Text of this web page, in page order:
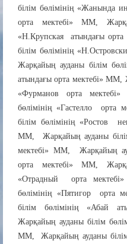
білім бөлімінің «Жанында
орта мектебі» ММ,
«Н.Крупская атындағы
білім бөлімінің
Жарқайың ауданы білім
атындағы орта мектебі» ММ,
«Фурманов орта
бөлімінің «Гастелло
білім бөлімінің «Ростов
ММ, Жарқайың ауданы
мектебі» ММ, Жарқайың
орта мектебі» ММ,
«Отрадный орта
бөлімінің «Пятигор орта
білім бөлімінің «Абай
Жарқайың ауданы білім
ММ, Жарқайың ауданы білім